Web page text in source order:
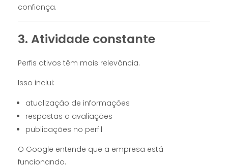
confiança.
3. Atividade constante
Perfis ativos têm mais relevância.
Isso inclui:
atualização de informações
respostas a avaliações
publicações no perfil
O Google entende que a empresa está
funcionando.